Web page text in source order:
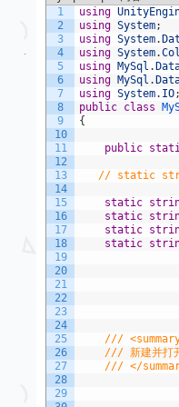
1
2
3
4
5
6
7
8
9
10
11
12
13
14
15
16
17
18
19
20
21
22
23
24
25
26
27
28
29
using
using System;
using System.
using System.
using MySql .
using MySql .
using System. IO;
public class
{
public
// static
static
static
static
static
///
/// 新建并打
/// </